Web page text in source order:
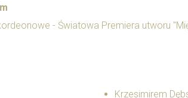
- Światowa Premiera utworu
Krzesimirem